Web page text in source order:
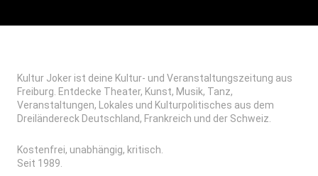
Kultur Joker ist deine Kultur- und Veranstaltungszeitung aus
Freiburg. Entdecke Theater, Kunst, Musik, Tanz,
Veranstaltungen, Lokales und Kulturpolitisches aus dem
Dreiländereck Deutschland, Frankreich und der Schweiz.
Kostenfrei, unabhängig, kritisch.
Seit 1989.